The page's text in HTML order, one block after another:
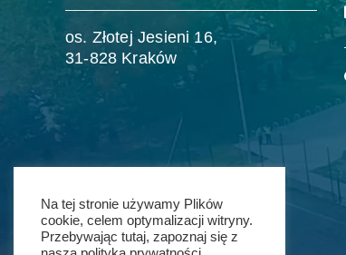
os. Złotej Jesieni 16,
31-828 Kraków
Na tej stronie używamy Plików
cookie, celem optymalizacji witryny.
Przebywając tutaj, zapoznaj się z